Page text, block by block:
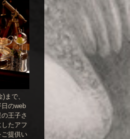
まで、
のweb
王子さ
したアフ
ご提供い